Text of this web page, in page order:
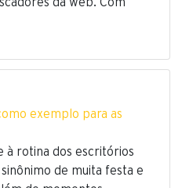
da web. Com
exemplo para as
à rotina dos escritórios
de muita festa e